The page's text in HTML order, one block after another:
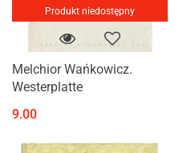
Produkt niedostępny
Melchior Wańkowicz.
Westerplatte
9.00